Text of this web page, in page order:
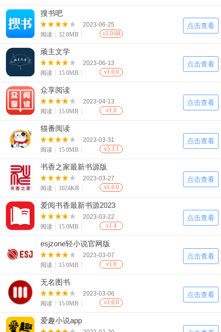
搜书吧
2023-06-25
阅读
32.8MB v1.0.68
点击查看
顽主文学
2023-06-13
阅读
15.0MB v1.0.0
点击查看
众享阅读
2023-04-13
阅读
15.0MB v1.0
点击查看
猫番阅读
2023-03-31
阅读
15.0MB v5.3.1
点击查看
书香之家最新书源版
2023-03-27
阅读
1024KB v1.0.0
点击查看
爱阅书香最新书源2023
2023-03-22
阅读
15.0MB v1.4
点击查看
esjzone轻小说官网版
2023-03-07
阅读
15.0MB v1.0
点击查看
无名图书
2023-03-06
阅读
15.0MB v1.0.0
点击查看
爱趣小说app